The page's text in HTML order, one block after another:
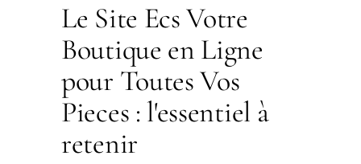
Le Site Ecs Votre
Boutique en Ligne
pour Toutes Vos
Pieces : l'essentiel à
retenir